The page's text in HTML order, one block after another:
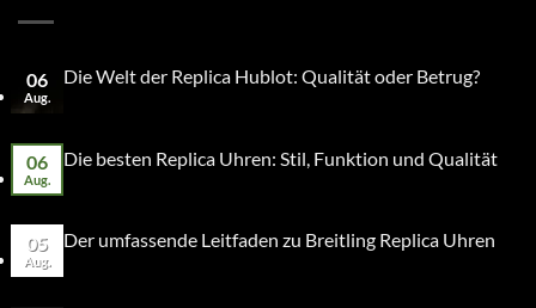
06
Aug.
Die Welt der Replica Hublot: Qualität oder Betrug?
06
Aug.
Die besten Replica Uhren: Stil, Funktion und Qualität
05
Aug.
Der umfassende Leitfaden zu Breitling Replica Uhren